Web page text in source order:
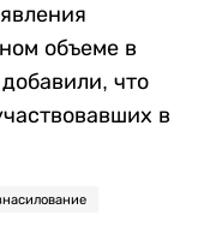
объеме в
что
в